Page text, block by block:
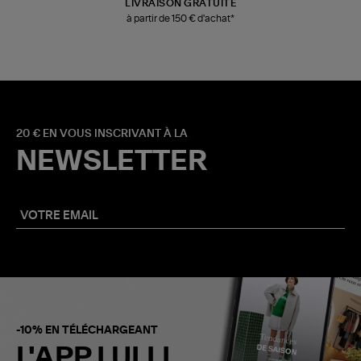
LIVRAISON GRATUITE
à partir de 150 € d'achat*
20 € EN VOUS INSCRIVANT À LA
NEWSLETTER
-10% EN TÉLÉCHARGEANT